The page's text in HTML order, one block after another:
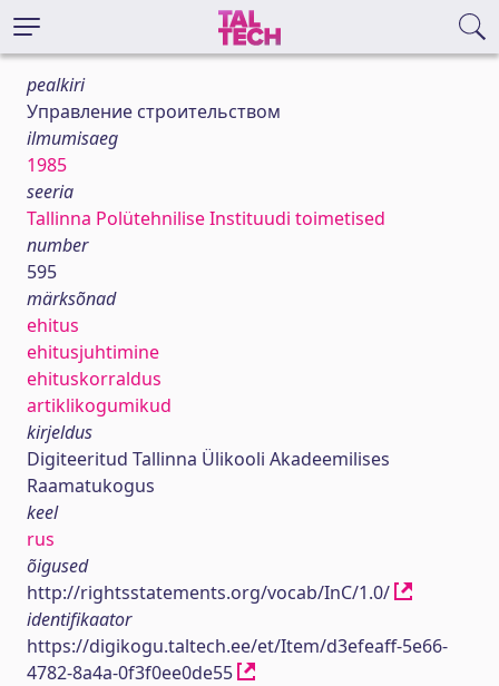
pealkiri
Управление строительством
ilmumisaeg
1985
seeria
Tallinna Polütehnilise Instituudi toimetised
number
595
märksõnad
ehitus
ehitusjuhtimine
ehituskorraldus
artiklikogumikud
kirjeldus
Digiteeritud Tallinna Ülikooli Akadeemilises
Raamatukogus
keel
rus
õigused
http://rightsstatements.org/vocab/InC/1.0/
identifikaator
https://digikogu.taltech.ee/et/Item/d3efeaff-5e66-
4782-8a4a-0f3f0ee0de55